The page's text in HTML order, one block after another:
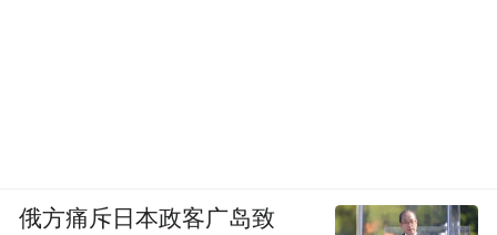
俄方痛斥日本政客广岛致